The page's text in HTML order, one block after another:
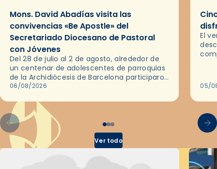
Mons. David Abadías visita las
convivencias «Be Apostle» del
Secretariado Diocesano de Pastoral
con Jóvenes
Del 28 de julio al 2 de agosto, alrededor de
un centenar de adolescentes de parroquias
de la Archidiócesis de Barcelona participaron
en las convivencias Be Apostle, organizadas
06/08/2026
El
05/
Ver todo